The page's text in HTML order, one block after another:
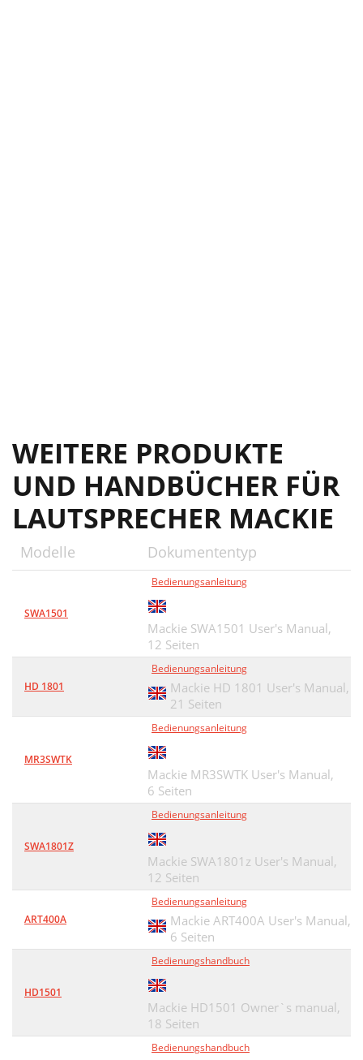
WEITERE PRODUKTE
UND HANDBÜCHER FÜR
LAUTSPRECHER MACKIE
Modelle Dokumententyp
SWA1501
Bedienungsanleitung
Mackie SWA1501 User's Manual,
12 Seiten
HD 1801
Bedienungsanleitung
Mackie HD 1801 User's Manual,
21 Seiten
MR3SWTK
Bedienungsanleitung
Mackie MR3SWTK User's Manual,
6 Seiten
SWA1801Z
Bedienungsanleitung
Mackie SWA1801z User's Manual,
12 Seiten
ART400A
Bedienungsanleitung
Mackie ART400A User's Manual,
6 Seiten
HD1501
Bedienungshandbuch
Mackie HD1501 Owner`s manual,
18 Seiten
Bedienungshandbuch